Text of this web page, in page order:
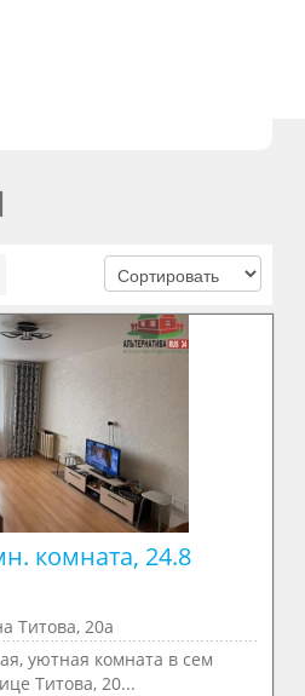
комната, 24.8
Титова, 20а
уютная кoмнaта в сем
Титова, 20...